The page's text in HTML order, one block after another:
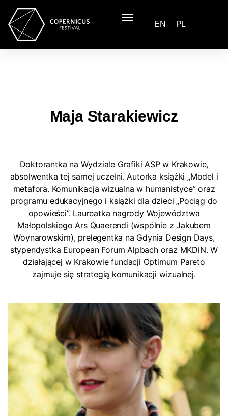
EN PL
Maja Starakiewicz
Doktorantka na Wydziale Grafiki ASP w Krakowie,
absolwentka tej samej uczelni. Autorka książki „Model i
metafora. Komunikacja wizualna w humanistyce” oraz
programu edukacyjnego i książki dla dzieci „Pociąg do
opowieści”. Laureatka nagrody Województwa
Małopolskiego Ars Quaerendi (wspólnie z Jakubem
Woynarowskim), prelegentka na Gdynia Design Days,
stypendystka European Forum Alpbach oraz MKDiN. W
działającej w Krakowie fundacji Optimum Pareto
zajmuje się strategią komunikacji wizualnej.